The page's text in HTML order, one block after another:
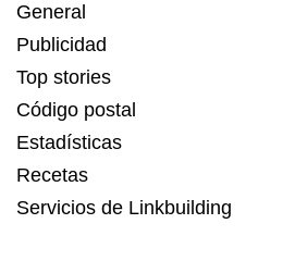
General
Publicidad
Top stories
Código postal
Estadísticas
Recetas
Servicios de Linkbuilding